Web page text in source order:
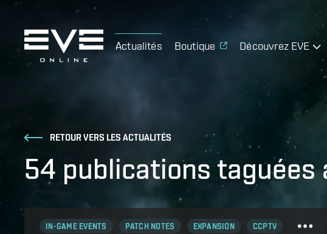
Actualités Boutique Découvrez EVE
RETOUR VERS LES ACTUALITÉS
54 publications taguées
IN-GAME EVENTS PATCH NOTES EXPANSION CCPTV